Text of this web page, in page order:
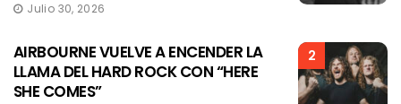
Julio 30, 2026
2
AIRBOURNE VUELVE A ENCENDER LA
LLAMA DEL HARD ROCK CON “HERE
SHE COMES”